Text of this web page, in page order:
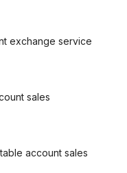
exchange service
sales
account sales